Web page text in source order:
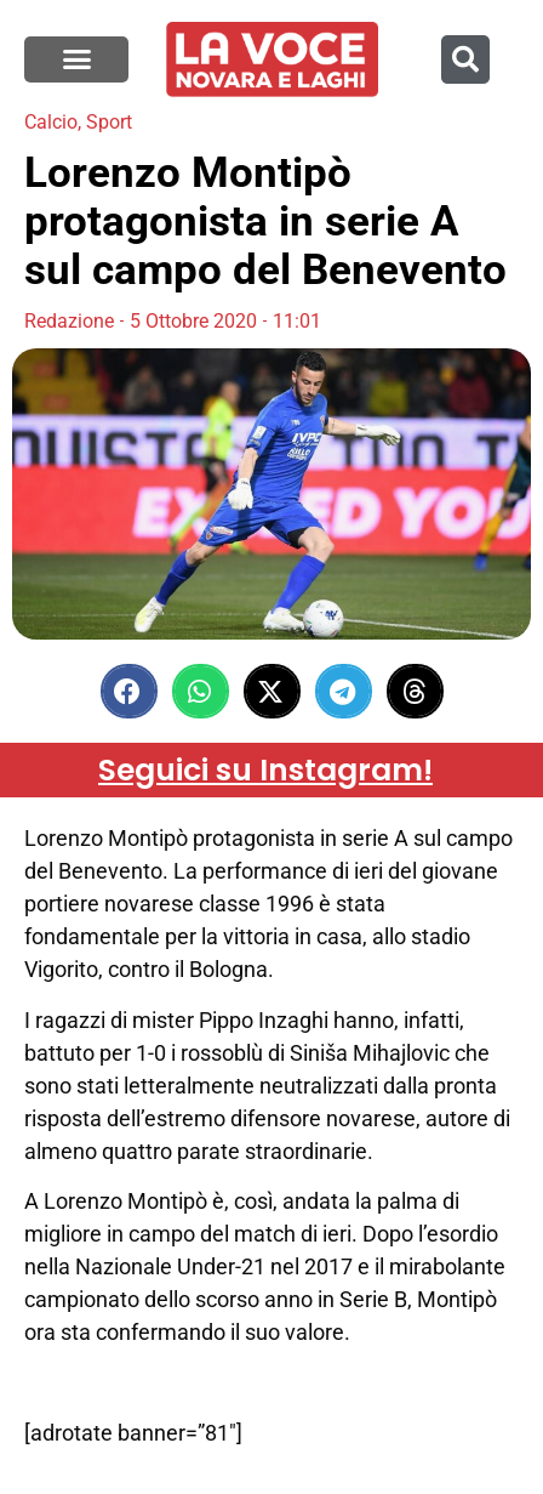
Calcio, Sport
Lorenzo Montipò
protagonista in serie A
sul campo del Benevento
Redazione 5 Ottobre 2020 11:01
Seguici su Instagram!
Lorenzo Montipò protagonista in serie A sul campo
del Benevento. La performance di ieri del giovane
portiere novarese classe 1996 è stata
fondamentale per la vittoria in casa, allo stadio
Vigorito, contro il Bologna.
I ragazzi di mister Pippo Inzaghi hanno, infatti,
battuto per 1-0 i rossoblù di Siniša Mihajlovic che
sono stati letteralmente neutralizzati dalla pronta
risposta dell’estremo difensore novarese, autore di
almeno quattro parate straordinarie.
A Lorenzo Montipò è, così, andata la palma di
migliore in campo del match di ieri. Dopo l’esordio
nella Nazionale Under-21 nel 2017 e il mirabolante
campionato dello scorso anno in Serie B, Montipò
ora sta confermando il suo valore.
[adrotate banner=”81″]